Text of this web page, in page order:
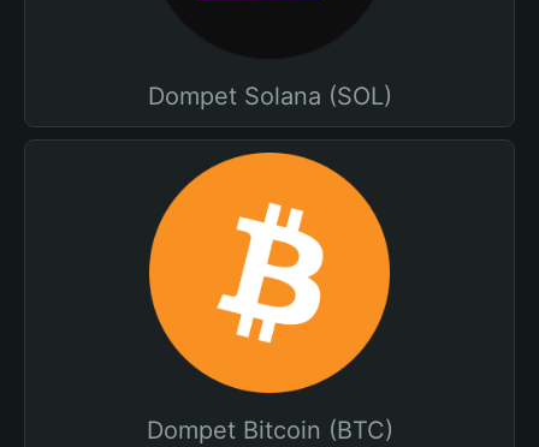
Dompet Solana (SOL)
Dompet Bitcoin (BTC)